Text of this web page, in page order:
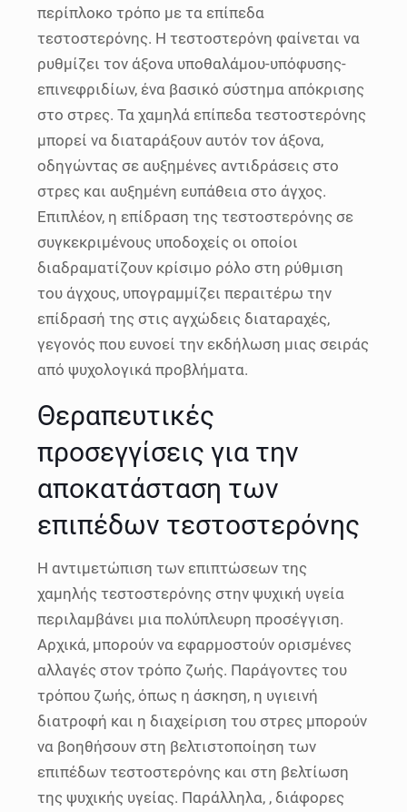
περίπλοκο τρόπο με τα επίπεδα
τεστοστερόνης. Η τεστοστερόνη φαίνεται να
ρυθμίζει τον άξονα υποθαλάμου-υπόφυσης-
επινεφριδίων, ένα βασικό σύστημα απόκρισης
στο στρες. Τα χαμηλά επίπεδα τεστοστερόνης
μπορεί να διαταράξουν αυτόν τον άξονα,
οδηγώντας σε αυξημένες αντιδράσεις στο
στρες και αυξημένη ευπάθεια στο άγχος.
Επιπλέον, η επίδραση της τεστοστερόνης σε
συγκεκριμένους υποδοχείς οι οποίοι
διαδραματίζουν κρίσιμο ρόλο στη ρύθμιση
του άγχους, υπογραμμίζει περαιτέρω την
επίδρασή της στις αγχώδεις διαταραχές,
γεγονός που ευνοεί την εκδήλωση μιας σειράς
από ψυχολογικά προβλήματα.
Θεραπευτικές
προσεγγίσεις για την
αποκατάσταση των
επιπέδων τεστοστερόνης
Η αντιμετώπιση των επιπτώσεων της
χαμηλής τεστοστερόνης στην ψυχική υγεία
περιλαμβάνει μια πολύπλευρη προσέγγιση.
Αρχικά, μπορούν να εφαρμοστούν ορισμένες
αλλαγές στον τρόπο ζωής. Παράγοντες του
τρόπου ζωής, όπως η άσκηση, η υγιεινή
διατροφή και η διαχείριση του στρες μπορούν
να βοηθήσουν στη βελτιστοποίηση των
επιπέδων τεστοστερόνης και στη βελτίωση
της ψυχικής υγείας. Παράλληλα, , διάφορες